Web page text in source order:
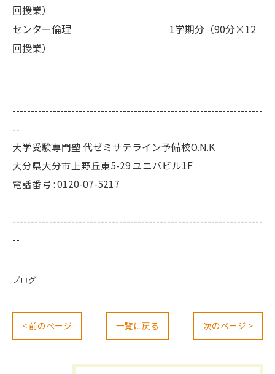
回授業）
センター倫理 1学期分（90分×12
回授業）
--------------------------------------------------------------------
--
大学受験専門塾 代ゼミサテライン予備校O.N.K
大分県大分市上野丘東5-29 ユニバビル1F
電話番号 : 0120-07-5217
--------------------------------------------------------------------
--
ブログ
< 前のページ 一覧に戻る 次のページ >